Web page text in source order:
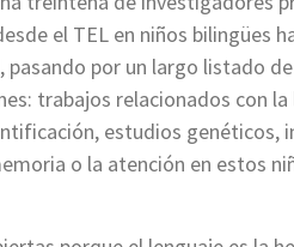
el TEL en niños bilingües
por un largo listado
trabajos relacionados con
estudios genéticos,
o la atención en estos